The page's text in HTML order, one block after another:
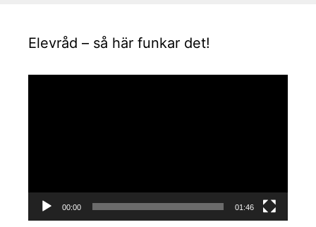
Elevråd – så här funkar det!
00:00 01:46